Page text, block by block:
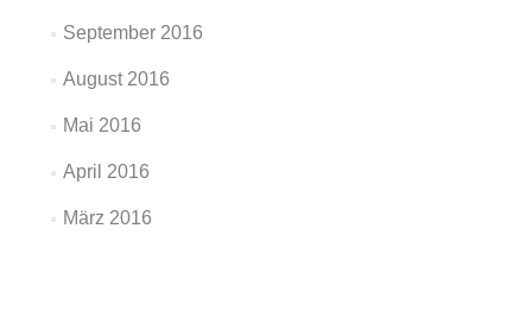
September 2016
August 2016
Mai 2016
April 2016
März 2016